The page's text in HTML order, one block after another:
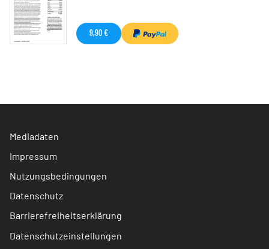
9,90 €
Mediadaten
Impressum
Nutzungsbedingungen
Datenschutz
Barrierefreiheitserklärung
Datenschutzeinstellungen